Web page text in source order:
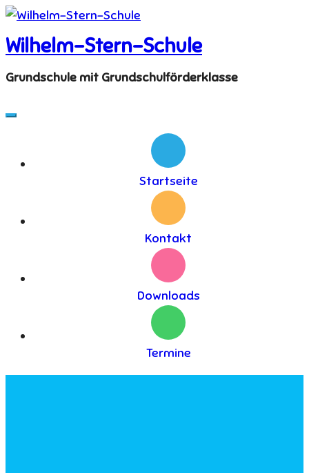
Skip
to
content
Wilhelm-Stern-Schule
Grundschule mit Grundschulförderklasse
Startseite
Kontakt
Downloads
Termine